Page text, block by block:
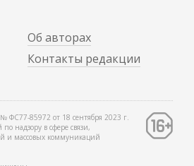
Об авторах
Контакты редакции
ФС77-85972 от 18 сентября 2023 г.
надзору в сфере связи,
и массовых коммуникаций